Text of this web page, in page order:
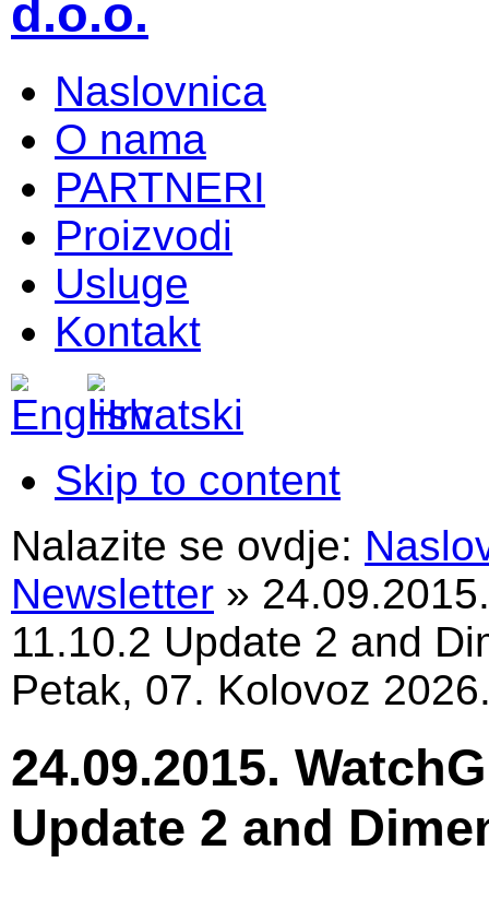
Naslovnica
O nama
PARTNERI
Proizvodi
Usluge
Kontakt
Skip to content
Nalazite se ovdje:
Newsletter »
11.10.2 Update 2 and
Petak, 07. Kolovoz
24.09.2015.
Update 2 and